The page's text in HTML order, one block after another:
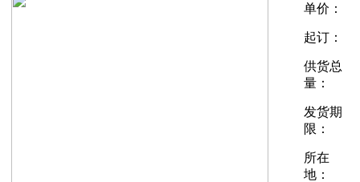
单价：
起订：
供货总
量：
发货期
限：
所在
地：